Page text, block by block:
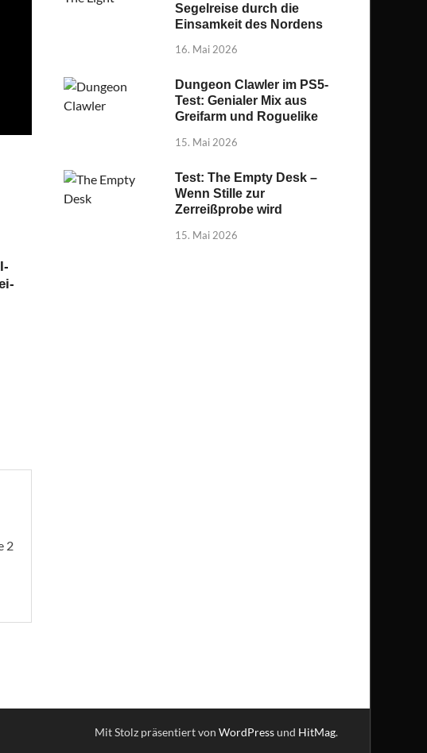
2
Segelreise durch die
Einsamkeit des Nordens
16. Mai 2026
Dungeon Clawler im PS5-
Test: Genialer Mix aus
Greifarm und Roguelike
15. Mai 2026
Test: The Empty Desk –
Wenn Stille zur
Zerreißprobe wird
15. Mai 2026
Mit Stolz präsentiert von WordPressund HitMag.